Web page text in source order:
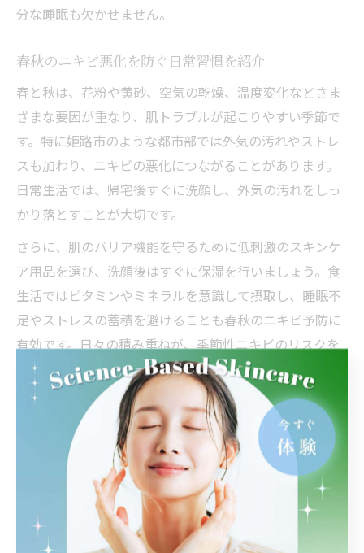
分な睡眠も欠かせません。
春秋のニキビ悪化を防ぐ日常習慣を紹介
春と秋は、花粉や黄砂、空気の乾燥、温度変化などさま
ざまな要因が重なり、肌トラブルが起こりやすい季節で
す。特に姫路市のような都市部では外気の汚れやストレ
スも加わり、ニキビの悪化につながることがあります。
日常生活では、帰宅後すぐに洗顔し、外気の汚れをしっ
かり落とすことが大切です。
さらに、肌のバリア機能を守るために低刺激のスキンケ
ア用品を選び、洗顔後はすぐに保湿を行いましょう。食
生活ではビタミンやミネラルを意識して摂取し、睡眠不
足やストレスの蓄積を避けることも春秋のニキビ予防に
有効です。日々の積み重ねが、季節性ニキビのリスクを
減らす鍵となります。
気温差によるニキビ対策の実践アドバイス
気温差が激しい時期には、皮脂分泌のバランスが崩れや
すく、ニキビができやすくなります。特に姫路市では、
朝晩の寒暖差が大きい日が多いため、朝晩でスキンケア
方法を変えることが効果的です。朝は皮脂をやさしく落
とし、日中の乾燥対策として保湿を十分に行いましょ